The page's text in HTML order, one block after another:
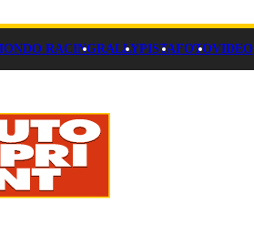
RACINGRALLYPISTAFOTOVIDEO